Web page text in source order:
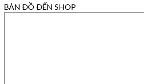
BẢN ĐỒ ĐẾN SHOP